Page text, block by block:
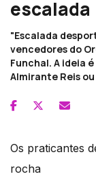
"Escalada
vencedores do
Funchal. A ideia
Almirante Reis
Os praticantes
rocha